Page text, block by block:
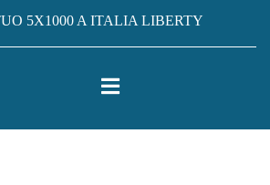
5X1000 A ITALIA LIBERTY